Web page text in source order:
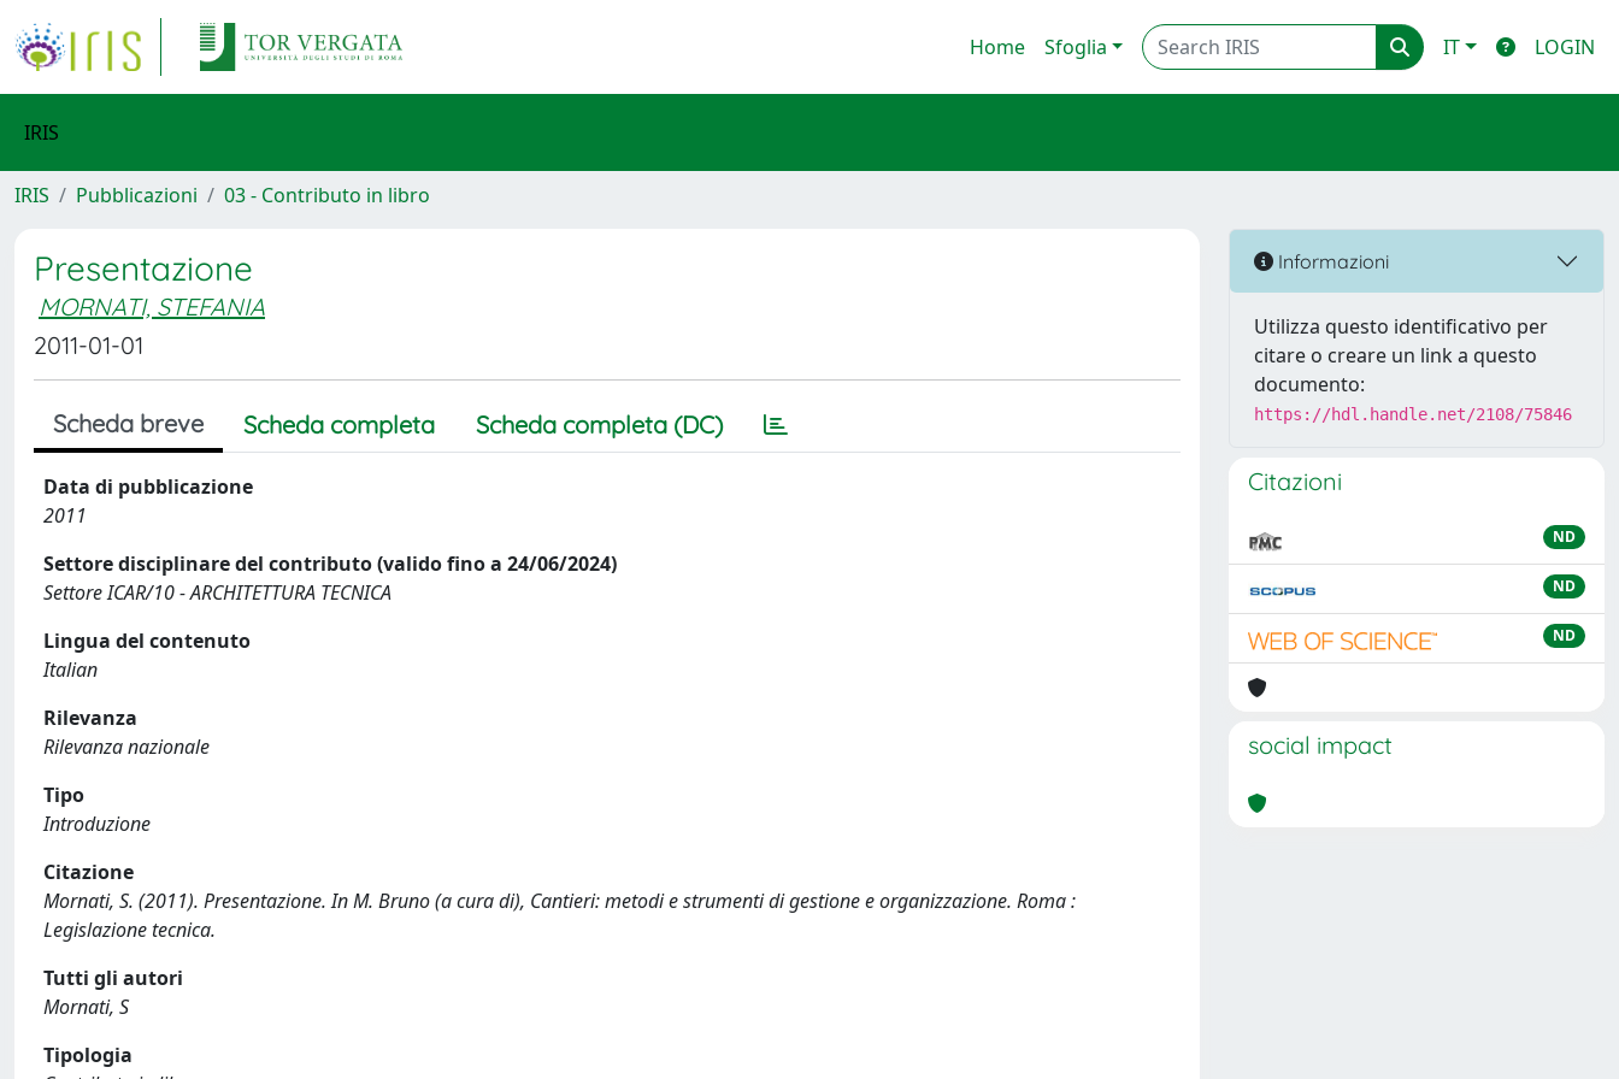
Home Sfoglia IT LOGIN
IRIS
IRIS Pubblicazioni 03 - Contributo in libro
Presentazione
MORNATI, STEFANIA
2011-01-01
Scheda breve Scheda completa Scheda completa (DC)
Data di pubblicazione
2011
Settore disciplinare del contributo (valido fino a 24/06/2024)
Settore ICAR/10 - ARCHITETTURA TECNICA
Lingua del contenuto
Italian
Rilevanza
Rilevanza nazionale
Tipo
Introduzione
Citazione
Mornati, S. (2011). Presentazione. In M. Bruno (a cura di), Cantieri: metodi e strumenti di gestione e organizzazione. Roma :
Legislazione tecnica.
Tutti gli autori
Mornati, S
Tipologia
Informazioni
Utilizza questo identificativo per
citare o creare un link a questo
documento:
https://hdl.handle.net/2108/75846
Citazioni
ND
ND
ND
social impact